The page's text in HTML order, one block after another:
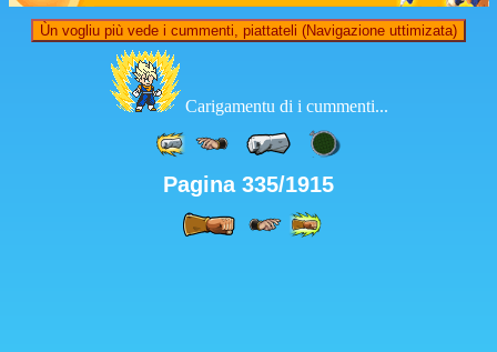
Ùn vogliu più vede i cummenti, piattateli (Navigazione uttimizata)
Carigamentu di i cummenti...
Pagina 335/1915